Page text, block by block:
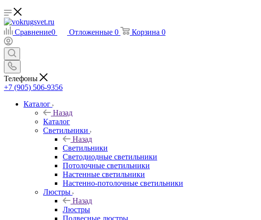
Сравнение0 Отложенные 0 Корзина 0
Телефоны
+7 (905) 506-9356
Каталог
Назад
Каталог
Светильники
Назад
Светильники
Светодиодные светильники
Потолочные светильники
Настенные светильники
Настенно-потолочные светильники
Люстры
Назад
Люстры
Подвесные люстры